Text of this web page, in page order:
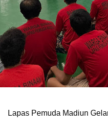
Lapas Pemuda Madiun